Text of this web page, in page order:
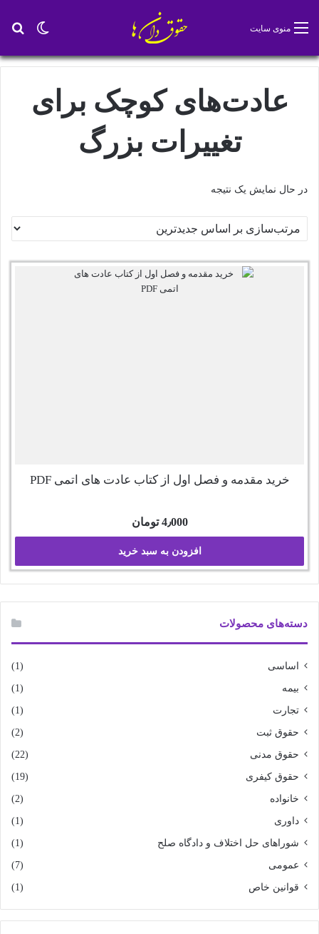
تغییر منوی سایت
عادت‌های کوچک برای
تغییرات بزرگ
در حال نمایش یک نتیجه
خرید مقدمه و فصل اول از کتاب عادت های اتمی PDF
4٫000 تومان
افزودن به سبد خرید
دسته‌های محصولات
اساسی (1)
بیمه (1)
تجارت (1)
حقوق ثبت (2)
حقوق مدنی (22)
حقوق کیفری (19)
خانواده (2)
داوری (1)
شوراهای حل اختلاف و دادگاه صلح (1)
عمومی (7)
قوانین خاص (1)